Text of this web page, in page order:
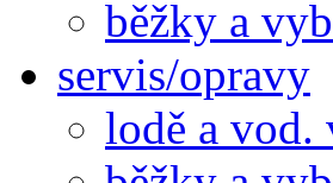
běžky a
servis/opravy
lodě a vod.